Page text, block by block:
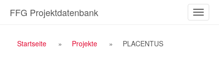
Inhalt
ein-/
FFG Projektdatenbank
Breadcrumb
Startseite Projekte PLACENTUS